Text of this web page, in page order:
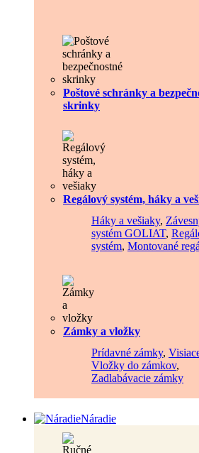
Poštové schránky a
skrinky
Regálový systém, háky a
Háky a vešiaky,
systém GOLIAT,
systém, Montované
Zámky a vložky
Prídavné zámky,
Vložky do zámkov,
Zadlabávacie zámky
Náradie